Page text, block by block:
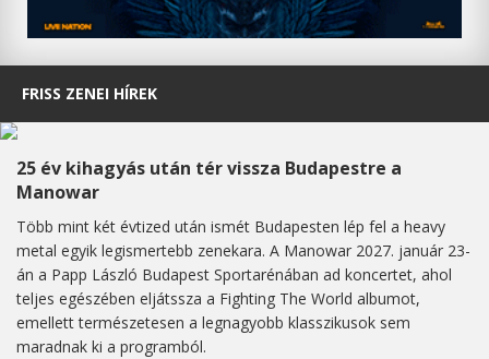
FRISS ZENEI HÍREK
25 év kihagyás után tér vissza Budapestre a
Manowar
Több mint két évtized után ismét Budapesten lép fel a heavy
metal egyik legismertebb zenekara. A Manowar 2027. január 23-
án a Papp László Budapest Sportarénában ad koncertet, ahol
teljes egészében eljátssza a Fighting The World albumot,
emellett természetesen a legnagyobb klasszikusok sem
maradnak ki a programból.